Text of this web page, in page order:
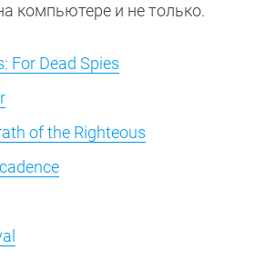
компьютере и не только.
For Dead Spies
of the Righteous